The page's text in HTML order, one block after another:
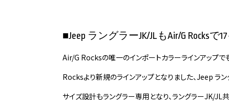
■Jeep ラングラーJK/JLもAir/G Rocks
Air/G Rocksの唯一のインポートカラーラインアップで
Rocksより新規のラインアップとなりました、Jeep ラン
サイズ設計もラングラー専用となり、ラングラーJK/JL